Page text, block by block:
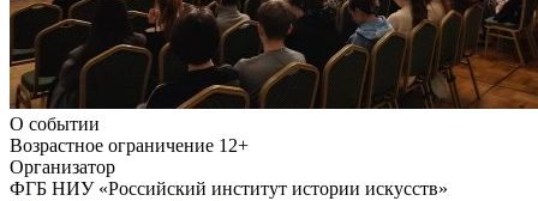
О событии
Возрастное ограничение 12+
Организатор
ФГБ НИУ «Российский институт истории искусств»